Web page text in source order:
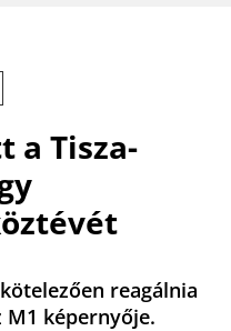
a Tisza-
reagálnia
képernyője.